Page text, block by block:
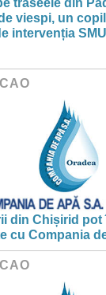
viespi, un
intervenția
din Chișirid pot
cu Compania